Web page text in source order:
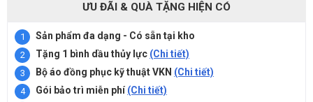
ƯU ĐÃI & QUÀ TẶNG HIỆN CÓ
Sản phẩm đa dạng - Có sẵn tại kho
Tặng 1 bình dầu thủy lực (Chi tiết)
Bộ áo đồng phục kỹ thuật VKN (Chi tiết)
Gói bảo trì miễn phí (Chi tiết)